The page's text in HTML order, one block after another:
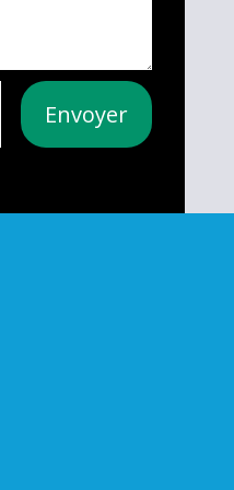
Envoyer